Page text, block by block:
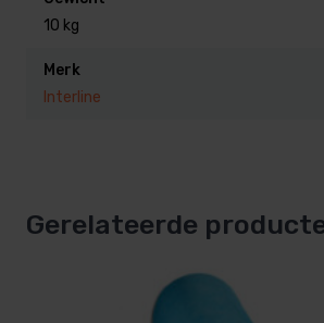
Andere ovale zwembadmerken
10 kg
Merk
Interline
Gerelateerde